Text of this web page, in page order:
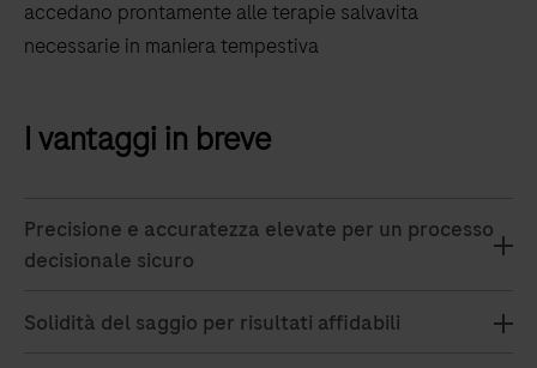
accedano prontamente alle terapie salvavita
necessarie in maniera tempestiva
I vantaggi in breve
Precisione e accuratezza elevate per un processo
decisionale sicuro
Solidità del saggio per risultati affidabili